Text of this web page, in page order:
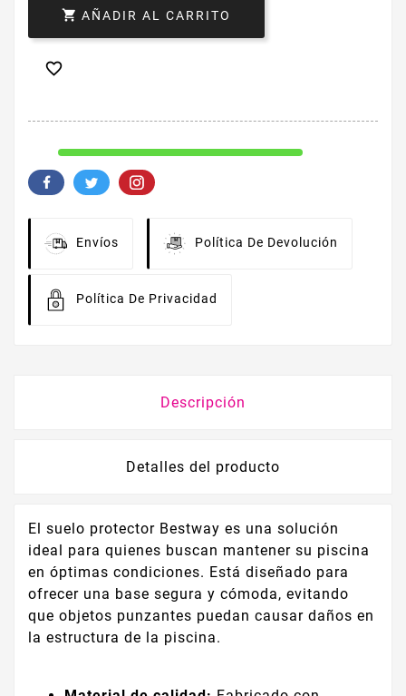
 AÑADIR AL CARRITO

Envíos Política De Devolución
Política De Privacidad
Descripción
Detalles del producto
El suelo protector Bestway es una solución
ideal para quienes buscan mantener su piscina
en óptimas condiciones. Está diseñado para
ofrecer una base segura y cómoda, evitando
que objetos punzantes puedan causar daños en
la estructura de la piscina.